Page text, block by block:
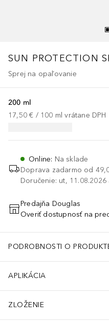
SUN PROTECTION
Sprej na opaľovanie
200 ml
17,50 € / 100 ml vrátane DPH
Online: Na sklade
Doprava zadarmo od
Doručenie: ut,
PRIDAŤ
Predajňa Douglas
Overiť dostupnosť na
PODROBNOSTI O
APLIKÁCIA
ZLOŽENIE